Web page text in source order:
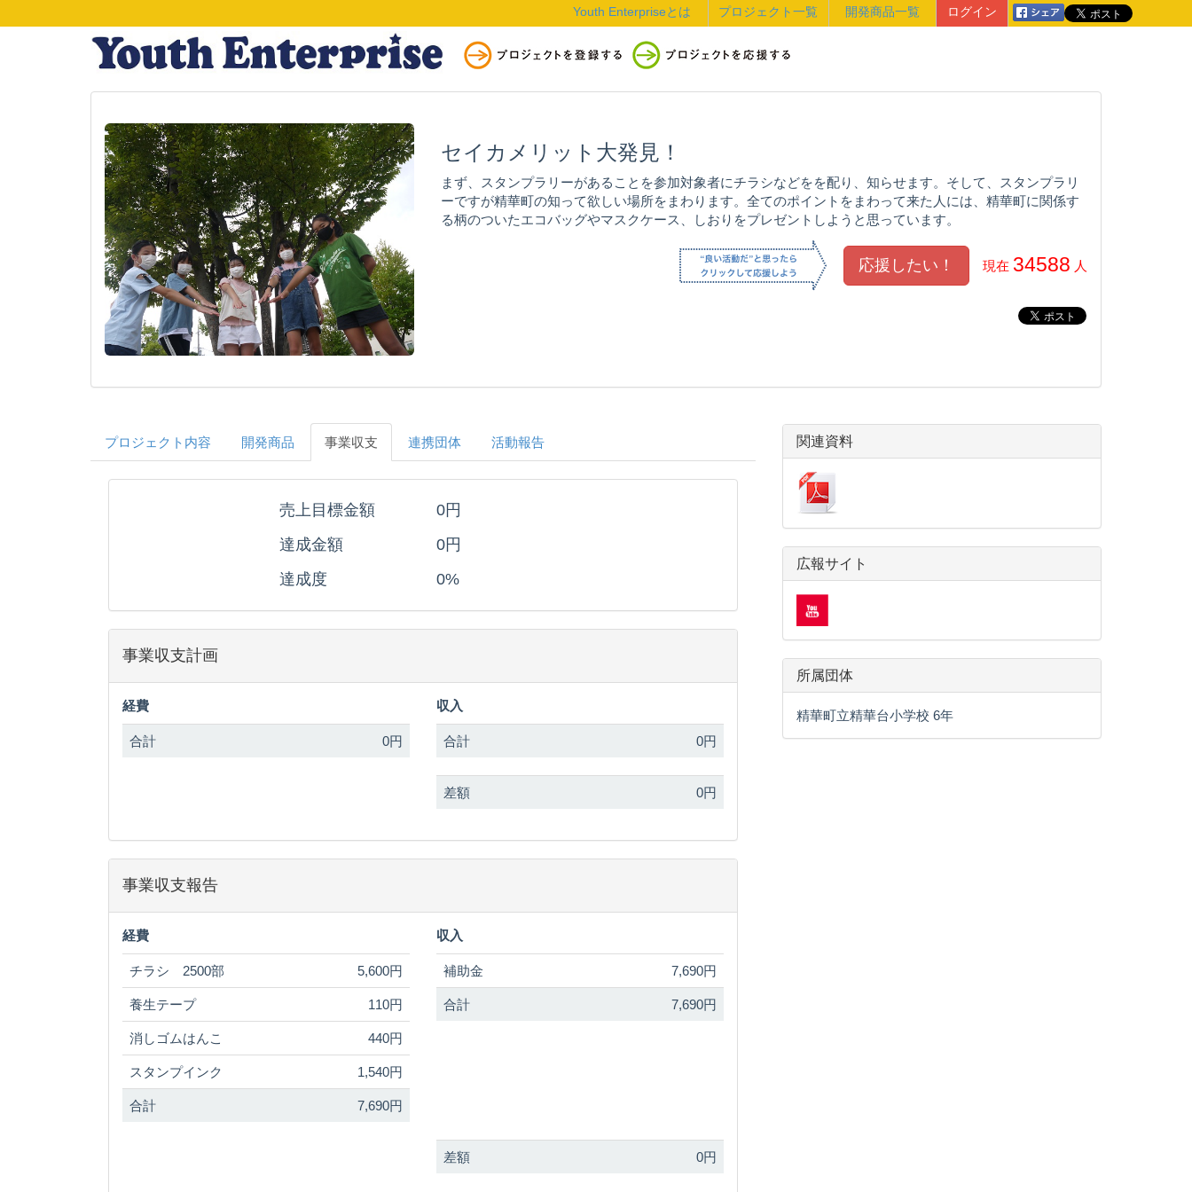
ログイン
開発商品一覧
プロジェクト一覧
Youth Enterpriseとは
セイカメリット大発見！
まず、スタンプラリーがあることを参加対象者にチラシなどをを配り、知らせます。そして、スタンプラリ
ーですが精華町の知って欲しい場所をまわります。全てのポイントをまわって来た人には、精華町に関係す
る柄のついたエコバッグやマスクケース、しおりをプレゼントしようと思っています。
現在 34588 人
プロジェクト内容 開発商品 事業収支 連携団体 活動報告
売上目標金額
0円
達成金額
0円
達成度
0%
事業収支計画
経費
合計 0円
収入
合計 0円
差額 0円
事業収支報告
経費
チラシ 2500部 5,600円
養生テープ 110円
消しゴムはんこ 440円
スタンプインク 1,540円
合計 7,690円
収入
補助金 7,690円
合計 7,690円
差額 0円
関連資料
広報サイト
所属団体
精華町立精華台小学校 6年